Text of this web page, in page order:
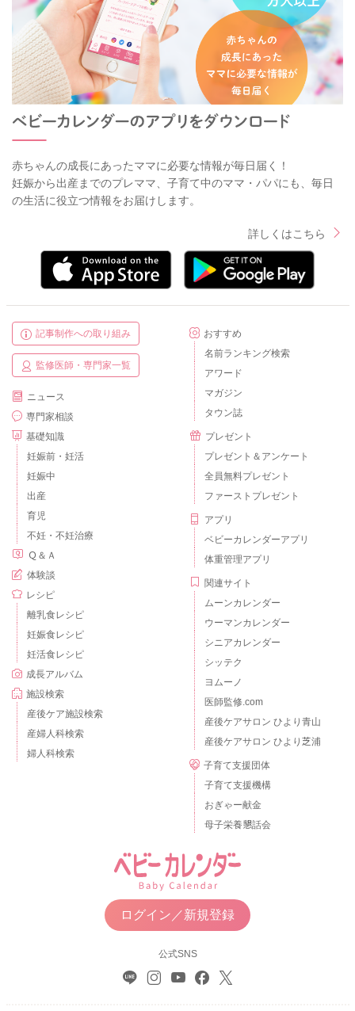
赤ちゃんの成長にあったママに必要な情報が毎日届く！
妊娠から出産までのプレママ、子育て中のママ・パパにも、毎日
の生活に役立つ情報をお届けします。
詳しくはこちら
記事制作への取り組み
監修医師・専門家一覧
ニュース
専門家相談
基礎知識
妊娠前・妊活
妊娠中
出産
育児
不妊・不妊治療
Ｑ＆Ａ
体験談
レシピ
離乳食レシピ
妊娠食レシピ
妊活食レシピ
成長アルバム
施設検索
産後ケア施設検索
産婦人科検索
婦人科検索
おすすめ
名前ランキング検索
アワード
マガジン
タウン誌
プレゼント
プレゼント＆アンケート
全員無料プレゼント
ファーストプレゼント
アプリ
ベビーカレンダーアプリ
体重管理アプリ
関連サイト
ムーンカレンダー
ウーマンカレンダー
シニアカレンダー
シッテク
ヨムーノ
医師監修.com
産後ケアサロン ひより青山
産後ケアサロン ひより芝浦
子育て支援団体
子育て支援機構
おぎゃー献金
母子栄養懇話会
ログイン／新規登録
公式SNS